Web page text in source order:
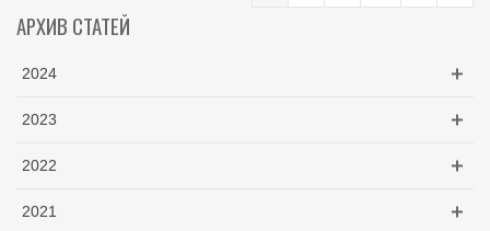
АРХИВ СТАТЕЙ
2024
2023
2022
2021